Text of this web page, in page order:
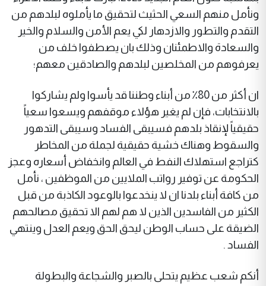
ونأمل منهم السعي الحثيث لتحقيق ما يأملوه لبلدهم من
التقدم والتطور والازدهار لكي يعم الأمن والسلام والخير
والسعادة والاطمئنان وذلك بان يصطفوا خلف من
يعرفوهم من المخلصين لبلدهم والصادقين معهم؛
ان أكثر من 80٪ من أبناء وطننا قد يأسوا ولم يشاركوا
بالانتخابات، فإن لم يغير هؤلاء موقفهم ويسعوا سعياً
حقيقياً لإنقاذ بلدهم فسيبقى الفساد وسيبقى التدهور
والسقوط وهناك خشية حقيقية لجملة من المخاطر
كتراجع استهلاك النفط في العالم وانخفاض أسعاره وعجز
الحكومة عن توفير رواتب الملايين من الموظفين ، نأمل
من كافة أبناء بلدنا ان لا ينخدعوا بالوعود الكاذبة من قبل
الكثير من الفاسدين الذين لا هم لهم الا تحقيق مصالحهم
الضيقة على حساب الوطن ليحق الحق ويعم العدل وينتهي
الفساد .
أنكم شعب عظيم يتحلى بالصبر والشجاعة والبطولة